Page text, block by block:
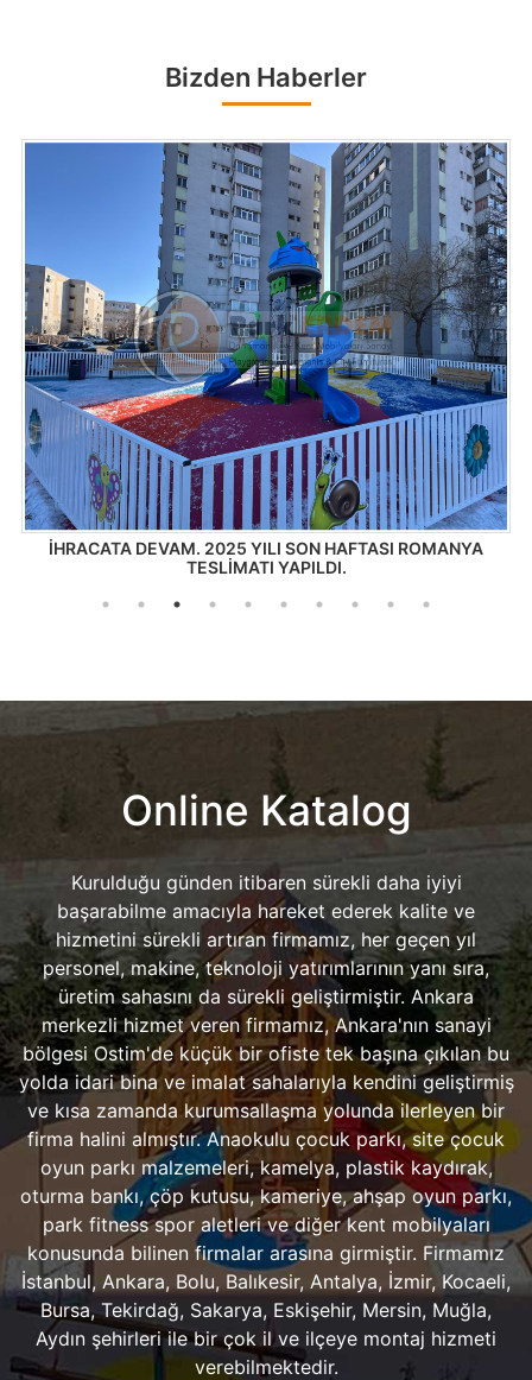
Bizden Haberler
İHRACATA DEVAM. 2025 YILI SON HAFTASI ROMANYA
TESLİMATI YAPILDI.
Online Katalog
Kurulduğu günden itibaren sürekli daha iyiyi
başarabilme amacıyla hareket ederek kalite ve
hizmetini sürekli artıran firmamız, her geçen yıl
personel, makine, teknoloji yatırımlarının yanı sıra,
üretim sahasını da sürekli geliştirmiştir. Ankara
merkezli hizmet veren firmamız, Ankara'nın sanayi
bölgesi Ostim'de küçük bir ofiste tek başına çıkılan bu
yolda idari bina ve imalat sahalarıyla kendini geliştirmiş
ve kısa zamanda kurumsallaşma yolunda ilerleyen bir
firma halini almıştır. Anaokulu çocuk parkı, site çocuk
oyun parkı malzemeleri, kamelya, plastik kaydırak,
oturma bankı, çöp kutusu, kameriye, ahşap oyun parkı,
park fitness spor aletleri ve diğer kent mobilyaları
konusunda bilinen firmalar arasına girmiştir. Firmamız
İstanbul, Ankara, Bolu, Balıkesir, Antalya, İzmir, Kocaeli,
Bursa, Tekirdağ, Sakarya, Eskişehir, Mersin, Muğla,
Aydın şehirleri ile bir çok il ve ilçeye montaj hizmeti
verebilmektedir.